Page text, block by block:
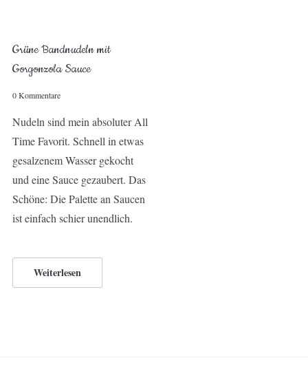
Grüne Bandnudeln mit
Gorgonzola Sauce
0 Kommentare
Nudeln sind mein absoluter All
Time Favorit. Schnell in etwas
gesalzenem Wasser gekocht
und eine Sauce gezaubert. Das
Schöne: Die Palette an Saucen
ist einfach schier unendlich.
Weiterlesen